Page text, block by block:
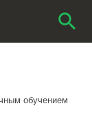
search
обучением